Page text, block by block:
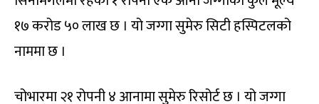
१७ करोड ५० लाख छ । यो जग्गा सुमेरु सिटी हस्पिटलको
नाममा छ ।
चोभारमा २१ रोपनी ४ आनामा सुमेरु रिसोर्ट छ । यो जग्गा